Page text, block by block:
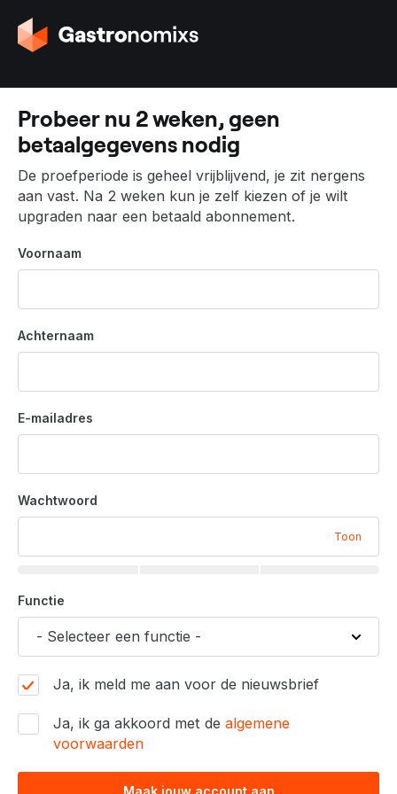
G
a
a
a
r
d
e
h
o
e
p
g
i
n
Probeer nu 2 weken, geen
betaalgegevens nodig
De proefperiode is geheel vrijblijvend, je zit nergens
aan vast. Na 2 weken kun je zelf kiezen of je wilt
upgraden naar een betaald abonnement.
Voornaam
Achternaam
E-mailadres
Wachtwoord
Toon
Functie
Ja, ik meld me aan voor de nieuwsbrief
Ja, ik ga akkoord met de algemene
voorwaarden
Maak jouw account aan